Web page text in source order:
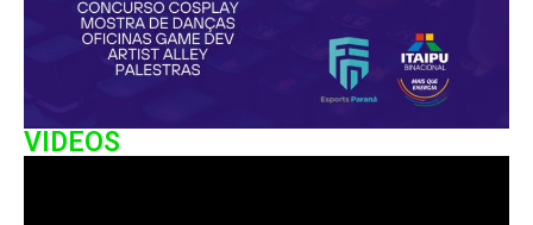
VIDEOS